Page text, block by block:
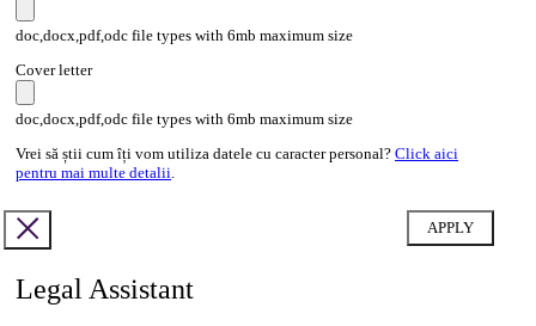
doc,docx,pdf,odc file types with 6mb maximum size
Cover letter
doc,docx,pdf,odc file types with 6mb maximum size
Vrei să știi cum îți vom utiliza datele cu caracter personal? Click aici
pentru mai multe detalii.
Legal Assistant